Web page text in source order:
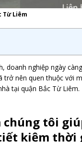
Từ Liêm
doanh nghiệp ngày
trở nên quen thuộc với
tại quận Bắc Từ
tôi
kiệm thời